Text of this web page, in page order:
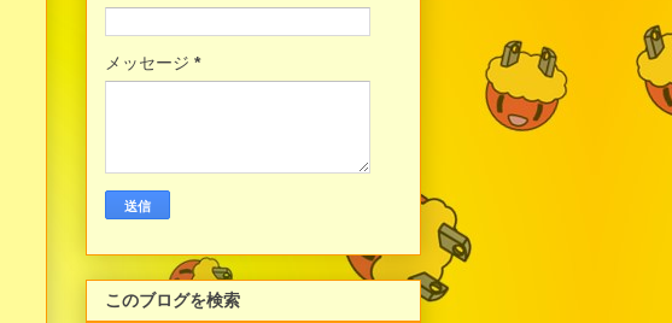
メッセージ *
このブログを検索